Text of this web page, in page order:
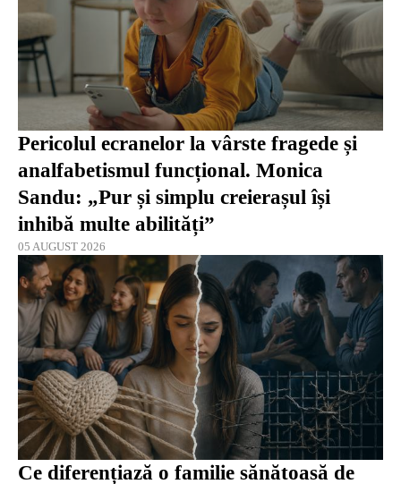
Pericolul ecranelor la vârste fragede și
analfabetismul funcțional. Monica
Sandu: „Pur și simplu creierașul își
inhibă multe abilități”
05 AUGUST 2026
Ce diferențiază o familie sănătoasă de